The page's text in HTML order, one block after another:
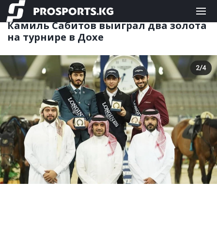
ДРУГИЕ 06.01.2020 13:56
Камиль Сабитов выиграл два золота
на турнире в Дохе